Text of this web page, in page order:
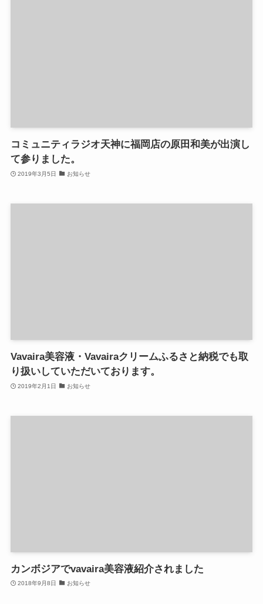
コミュニティラジオ天神に福岡店の原田和美が出演し
て参りました。
2019年3月5日 お知らせ
Vavaira美容液・Vavairaクリームふるさと納税でも取
り扱いしていただいております。
2019年2月1日 お知らせ
カンボジアでvavaira美容液紹介されました
2018年9月8日 お知らせ